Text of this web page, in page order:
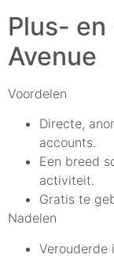
Plus-
Avenue
Voordelen
Directe,
accounts.
Een breed
activiteit.
Gratis te
Nadelen
Verouderde